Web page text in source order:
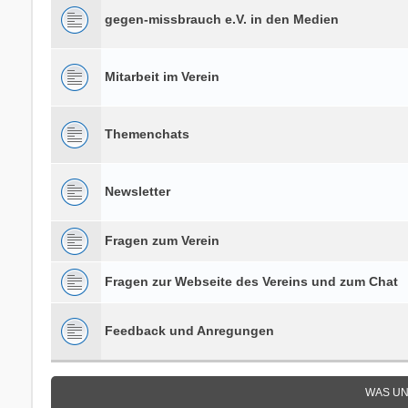
gegen-missbrauch e.V. in den Medien
Mitarbeit im Verein
Themenchats
Newsletter
Fragen zum Verein
Fragen zur Webseite des Vereins und zum Chat
Feedback und Anregungen
WAS